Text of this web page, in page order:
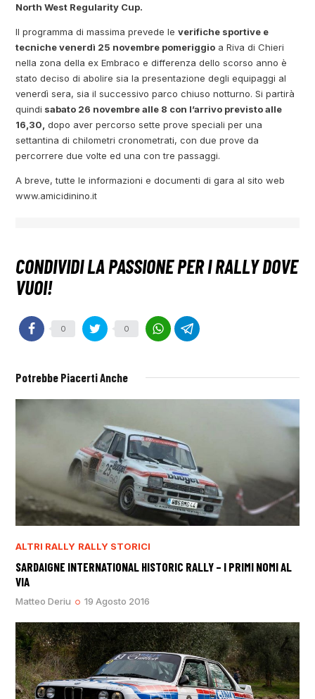
North West Regularity Cup.
Il programma di massima prevede leverifiche sportive e
tecniche venerdì 25 novembre pomeriggio a Riva di Chieri
nella zona della ex Embraco e differenza dello scorso anno è
stato deciso di abolire sia la presentazione degli equipaggi al
venerdì sera, sia il successivo parco chiuso notturno. Si partirà
quindi sabato 26 novembre alle 8 con l’arrivo previsto alle
16,30, dopo aver percorso sette prove speciali per una
settantina di chilometri cronometrati, con due prove da
percorrere due volte ed una con tre passaggi.
A breve, tutte le informazioni e documenti di gara al sito web
www.amicidinino.it
0 0
Potrebbe Piacerti Anche
ALTRI RALLY RALLY STORICI
SARDAIGNE INTERNATIONAL HISTORIC RALLY – I PRIMI NOMI AL
VIA
Matteo Deriu 19 Agosto 2016